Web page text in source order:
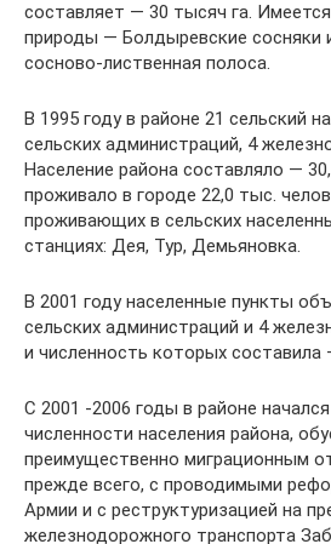
составляет — 30 тысяч га.
природы — Болдыревские сосняки
сосново-лиственная полоса.
В 1995 году в районе 21 сельский
сельских администраций, 4
Население района составляло —
проживало в городе 22,0 тыс.
проживающих в сельских
станциях: Дея, Тур, Демьяновка.
В 2001 году населенные пункты
сельских администраций и 4
и численность которых составила
С 2001 -2006 годы в районе
численности населения района,
преимущественно миграционным
прежде всего, с проводимыми
Армии и с реструктуризацией на
железнодорожного транспорта